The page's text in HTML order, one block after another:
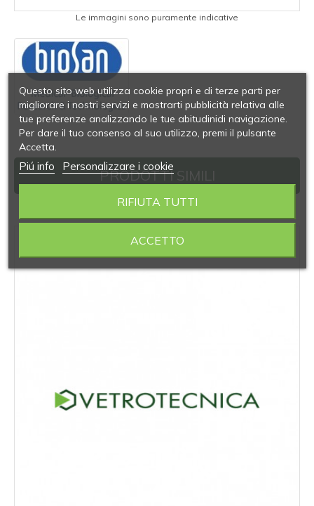
Le immagini sono puramente indicative
PRODOTTI SIMILI
‹ ›
Questo sito web utilizza cookie propri e di terze parti per
migliorare i nostri servizi e mostrarti pubblicità relativa alle
tue preferenze analizzando le tue abitudinidi navigazione.
Per dare il tuo consenso al suo utilizzo, premi il pulsante
Accetta.
Piú info Personalizzare i cookie
RIFIUTA TUTTI
ACCETTO